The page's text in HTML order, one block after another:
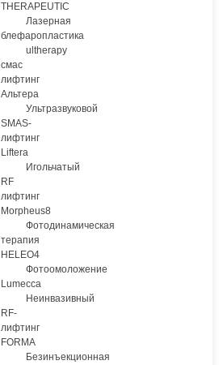
THERAPEUTIC
Лазерная
блефаропластика
ultherapy
смас
лифтинг
Альтера
Ультразвуковой
SMAS-
лифтинг
Liftera
Игольчатый
RF
лифтинг
Morpheus8
Фотодинамическая
терапия
HELEO4
Фотоомоложение
Lumecca
Неинвазивный
RF-
лифтинг
FORMA
Безинъекционная